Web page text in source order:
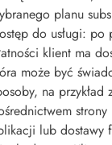
planu
do usługi: po
klient ma
może być
na przykład
lub dostawy